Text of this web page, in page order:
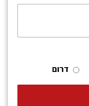
דרום